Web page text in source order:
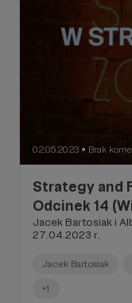
02.05.2023 ● Brak
Strategy and
Odcinek 14
Jacek Bartosiak i
27.04.2023 r.
Jacek Bartosiak
+1